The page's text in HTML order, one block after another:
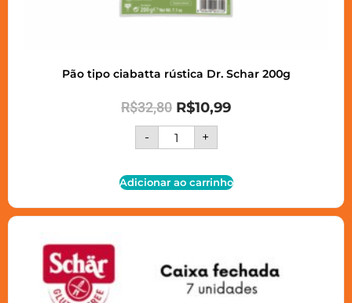
Pão tipo ciabatta rústica Dr. Schar 200g
R$32,80 R$10,99
- +
Adicionar ao carrinho